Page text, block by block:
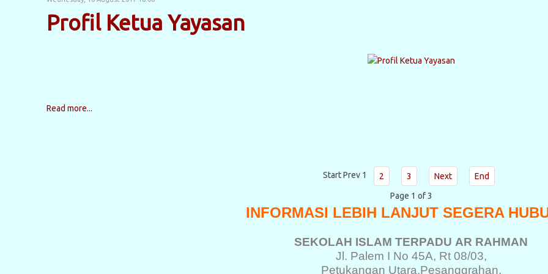
Profil Ketua Yayasan
Read more...
Start Prev 1 2 3 Next
End
Page 1 of 3
INFORMASI LEBIH LANJUT SEGERA
SEKOLAH ISLAM TERPADU AR RAHMAN
Jl. Palem I No 45A, Rt 08/03,
Petukangan Utara,Pesanggrahan,